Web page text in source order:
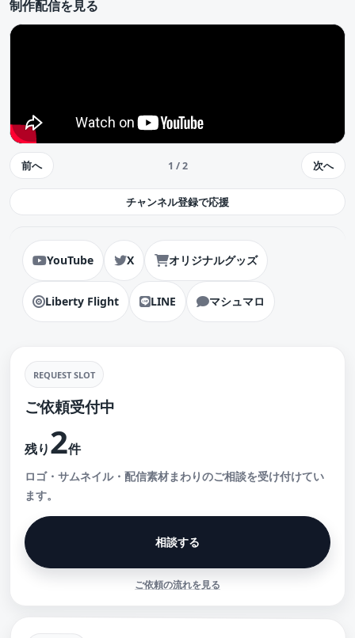
制作配信を見る
前へ 1 / 2 次へ
チャンネル登録で応援
YouTube X オリジナルグッズ
Liberty Flight LINE マシュマロ
REQUEST SLOT
ご依頼受付中
残り2件
ロゴ・サムネイル・配信素材まわりのご相談を受け付けてい
ます。
相談する
ご依頼の流れを見る